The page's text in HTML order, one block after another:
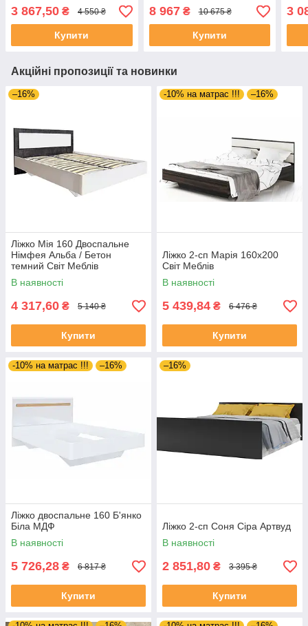
3 867,50 ₴ 4 550 ₴
Купити
8 967₴ 10 675 ₴
Купити
3
Акційні пропозиції та новинки
–16%
Ліжко Мія 160 Двоспальне
Німфея Альба / Бетон
темний Світ Меблів
В наявності
4 317,60 ₴ 5 140 ₴
Купити
-10% на матрас !!! –16%
Ліжко 2-сп Марія 160х200
Світ Меблів
В наявності
5 439,84 ₴ 6 476 ₴
Купити
-10% на матрас !!! –16%
Ліжко двоспальне 160 Б'янко
Біла МДФ
В наявності
5 726,28 ₴ 6 817 ₴
Купити
–16%
Ліжко 2-сп Соня Сіра Артвуд
В наявності
2 851,80 ₴ 3 395 ₴
Купити